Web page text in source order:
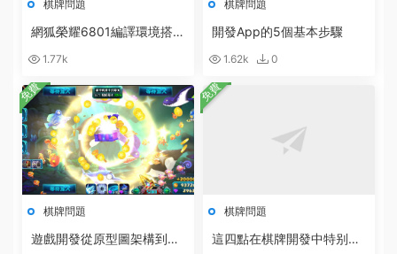
棋牌問題
網狐榮耀6801編譯環境搭建
1.77k
棋牌問題
開發App的5個基本步驟
1.62k 0
棋牌問題
遊戲開發從原型圖架構到設
免費
棋牌問題
這四點在棋牌開發中特别重
免費